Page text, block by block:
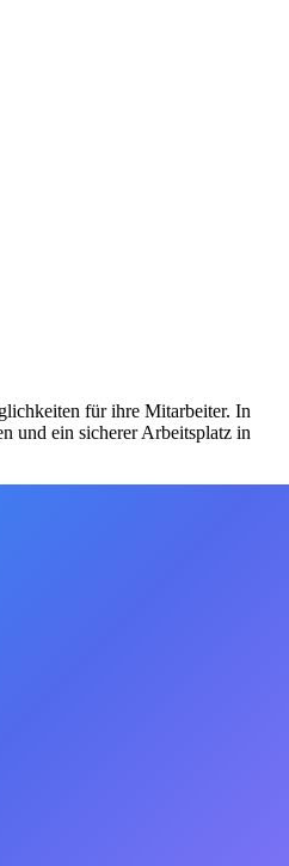
für ihre Mitarbeiter. In
und ein sicherer Arbeitsplatz in